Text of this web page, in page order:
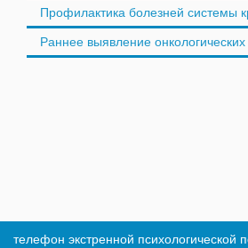
Профилактика болезней системы
Раннее выявление
телефон экстренной психологической